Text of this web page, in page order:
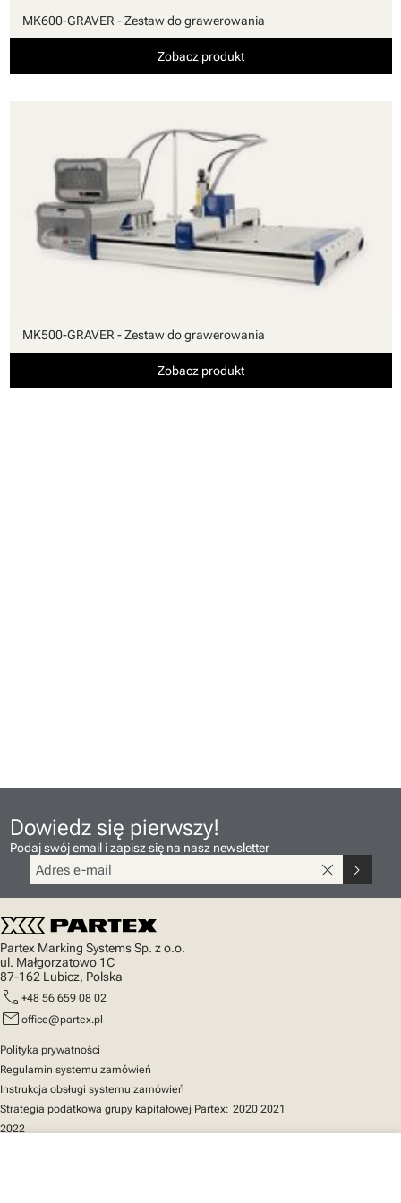
MK600-GRAVER - Zestaw do grawerowania
Zobacz produkt
MK500-GRAVER - Zestaw do grawerowania
Zobacz produkt
Dowiedz się pierwszy!
Podaj swój email i zapisz się na nasz newsletter
close chevron_right
Partex Marking Systems Sp. z o.o.
ul. Małgorzatowo 1C
87-162 Lubicz, Polska
call +48 56 659 08 02
mail office@partex.pl
Polityka prywatności
Regulamin systemu zamówień
Instrukcja obsługi systemu zamówień
Strategia podatkowa grupy kapitałowej Partex: 2020 2021
2022